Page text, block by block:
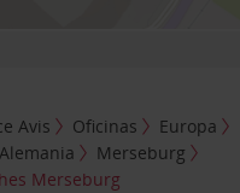
Avis Oficinas
Europa
Merseburg
Merseburg